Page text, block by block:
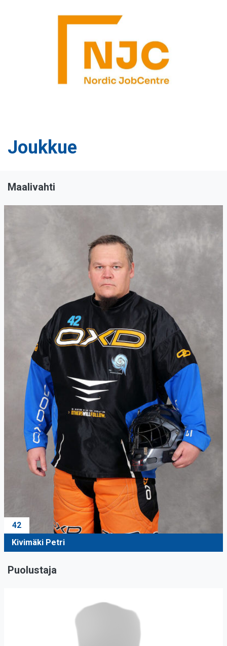
Joukkue
Maalivahti
42
Kivimäki Petri
Puolustaja